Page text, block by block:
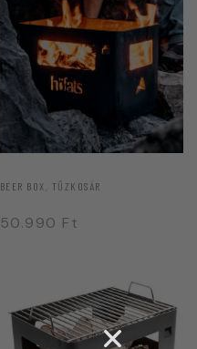
BEER BOX, TŰZKOSÁR
50.990 Ft